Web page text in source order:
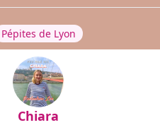
Pépites de Lyon
Chiara